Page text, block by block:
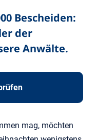
Bescheiden:
der
Anwälte.
mag, möchten